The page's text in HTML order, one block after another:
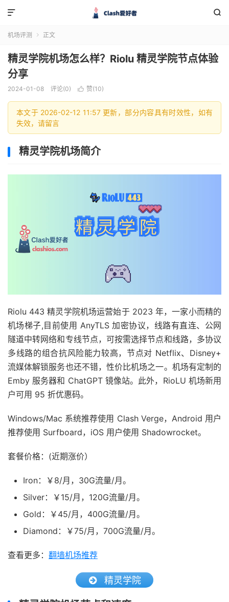


机场评测  正文
精灵学院机场怎么样？Riolu 精灵学院节点体验
分享
2024-01-08 评论(0)  赞(10)
本文于 2026-02-12 11:57 更新，部分内容具有时效性，如有
失效，请留言
精灵学院机场简介
Riolu 443 精灵学院机场运营始于 2023 年，一家小而精的
机场梯子,目前使用 AnyTLS 加密协议，线路有直连、公网
隧道中转网络和专线节点，可按需选择节点和线路，多协议
多线路的组合抗风险能力较高，节点对 Netflix、Disney+
流媒体解锁服务也还不错，性价比机场之一。机场有定制的
Emby 服务器和 ChatGPT 镜像站。此外，RioLU 机场新用
户可用 95 折优惠码。
Windows/Mac 系统推荐使用 Clash Verge，Android 用户
推荐使用 Surfboard，iOS 用户使用 Shadowrocket。
套餐价格：(近期涨价）
Iron：￥8/月，30G流量/月。
Silver：￥15/月，120G流量/月。
Gold：￥45/月，400G流量/月。
Diamond：￥75/月，700G流量/月。
查看更多： 翻墙机场推荐
精灵学院